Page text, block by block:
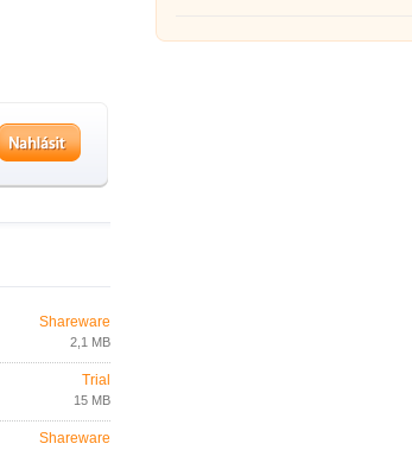
Shareware
2,1 MB
Trial
15 MB
Shareware